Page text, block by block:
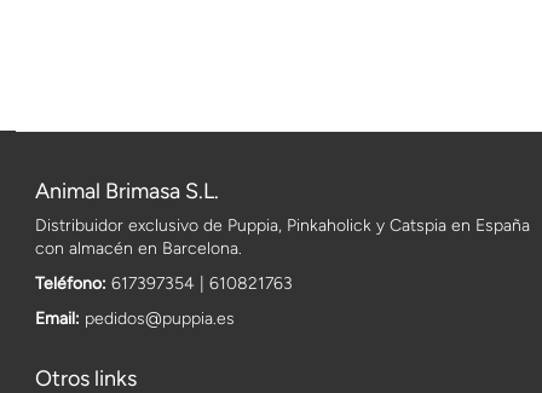
Animal Brimasa S.L.
Distribuidor exclusivo de Puppia, Pinkaholick y Catspia en España
con almacén en Barcelona.
Teléfono: 617397354 | 610821763
Email: pedidos@puppia.es
Otros links